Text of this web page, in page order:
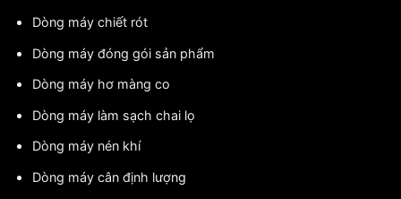
Dòng máy chiết rót
Dòng máy đóng gói sản phẩm
Dòng máy hơ màng co
Dòng máy làm sạch chai lọ
Dòng máy nén khí
Dòng máy cân định lượng